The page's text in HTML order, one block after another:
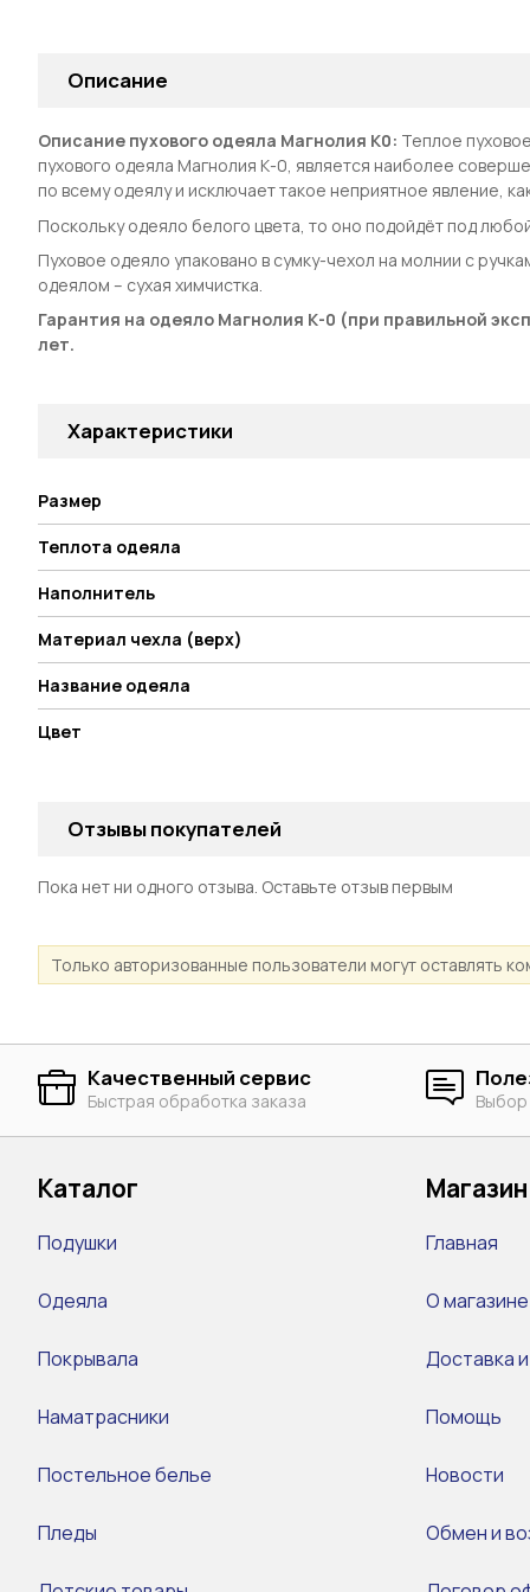
Описание
Описание пухового одеяла Магнолия К0: Теплое
пухового одеяла Магнолия К-0, является наиболее
по всему одеялу и исключает такое неприятное явление,
Поскольку одеяло белого цвета, то оно подойдёт под
Пуховое одеяло упаковано в сумку-чехол на молнии с
одеялом – сухая химчистка.
Гарантия на одеяло Магнолия К-0 (при правильной
лет.
Характеристики
Размер
Теплота одеяла
Наполнитель
Материал чехла (верх)
Название одеяла
Цвет
Отзывы покупателей
Пока нет ни одного отзыва. Оставьте отзыв первым
Только авторизованные пользователи могут оставлять
Качественный сервис
Быстрая обработка заказа
Каталог
Подушки
Одеяла
Покрывала
Наматрасники
Постельное белье
Пледы
Магазин
Главная
О магазине
Доставка
Помощь
Новости
Обмен и